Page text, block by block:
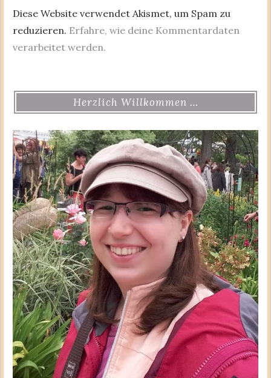
Diese Website verwendet Akismet, um Spam zu
reduzieren. Erfahre, wie deine Kommentardaten
verarbeitet werden.
Herzlich Willkommen …